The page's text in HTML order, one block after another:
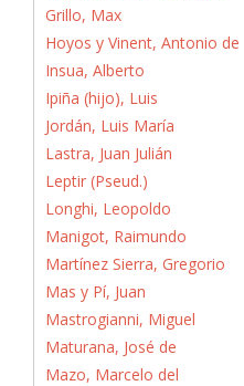
Grillo, Max
Hoyos y Vinent, Antonio de
Insua, Alberto
Ipiña (hijo), Luis
Jordán, Luis María
Lastra, Juan Julián
Leptir (Pseud.)
Longhi, Leopoldo
Manigot, Raimundo
Martínez Sierra, Gregorio
Mas y Pí, Juan
Mastrogianni, Miguel
Maturana, José de
Mazo, Marcelo del